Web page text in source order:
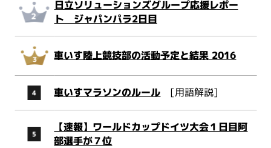
日立ソリューションズグループ応援レポー
ト ジャパンパラ2日目
車いす陸上競技部の活動予定と結果 2016
車いすマラソンのルール [用語解説]
【速報】ワールドカップドイツ大会１日目阿
部選手が７位